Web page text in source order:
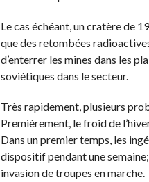
Le cas échéant, un cratère de
que des retombées
d’enterrer les mines dans les
soviétiques dans le secteur.
Très rapidement, plusieurs
Premièrement, le froid de
Dans un premier temps, les
dispositif pendant une
invasion de troupes en marche.